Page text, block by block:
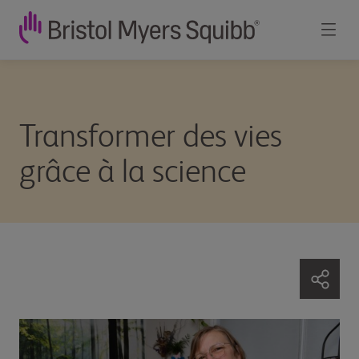
Transformer des vies
grâce à la science